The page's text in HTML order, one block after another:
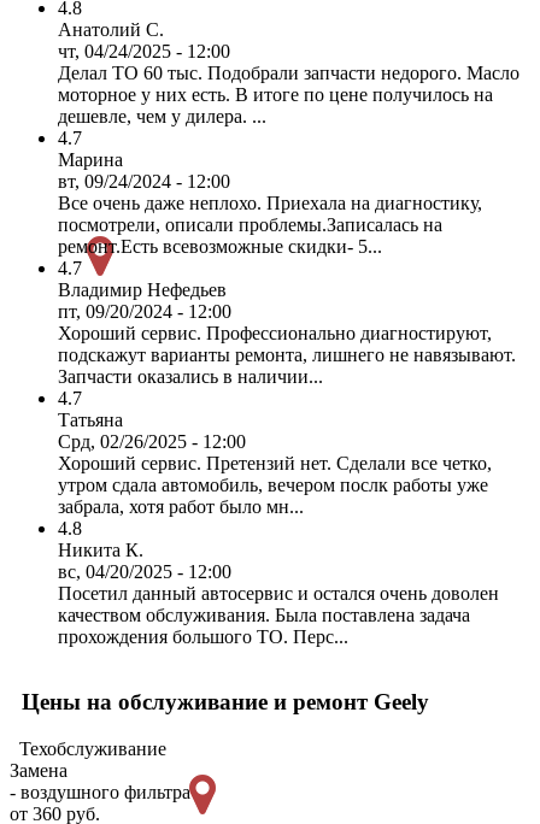
4.8
Анатолий С.
чт, 04/24/2025 - 12:00
Делал ТО 60 тыс. Подобрали запчасти недорого. Масло
моторное у них есть. В итоге по цене получилось на
дешевле, чем у дилера. ...
4.7
Марина
вт, 09/24/2024 - 12:00
Все очень даже неплохо. Приехала на диагностику,
посмотрели, описали проблемы.Записалась на
ремонт.Есть всевозможные скидки- 5...
4.7
Владимир Нефедьев
пт, 09/20/2024 - 12:00
Хороший сервис. Профессионально диагностируют,
подскажут варианты ремонта, лишнего не навязывают.
Запчасти оказались в наличии...
4.7
Татьяна
Срд, 02/26/2025 - 12:00
Хороший сервис. Претензий нет. Сделали все четко,
утром сдала автомобиль, вечером послк работы уже
забрала, хотя работ было мн...
4.8
Никита К.
вс, 04/20/2025 - 12:00
Посетил данный автосервис и остался очень доволен
качеством обслуживания. Была поставлена задача
прохождения большого ТО. Перс...
Цены на обслуживание и ремонт Geely
Техобслуживание
Замена
- воздушного фильтра
от 360 руб.